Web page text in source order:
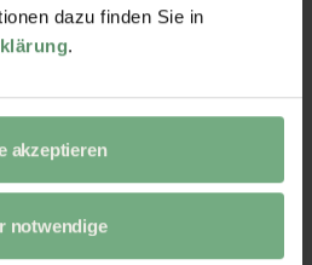
dazu finden Sie in
.
akzeptieren
notwendige